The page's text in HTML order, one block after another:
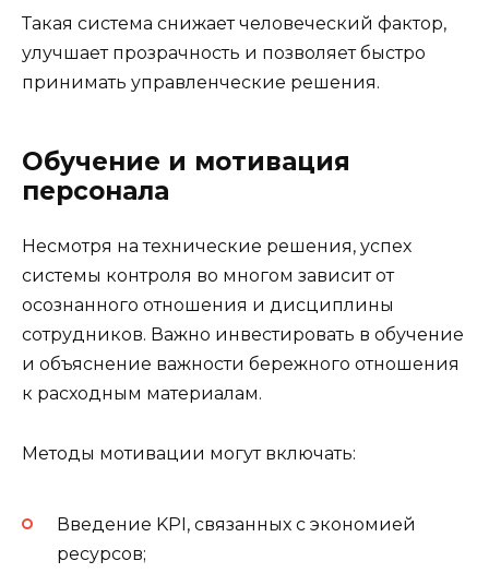
Такая система снижает человеческий фактор,
улучшает прозрачность и позволяет быстро
принимать управленческие решения.
Обучение и мотивация
персонала
Несмотря на технические решения, успех
системы контроля во многом зависит от
осознанного отношения и дисциплины
сотрудников. Важно инвестировать в обучение
и объяснение важности бережного отношения
к расходным материалам.
Методы мотивации могут включать:
Введение KPI, связанных с экономией
ресурсов;